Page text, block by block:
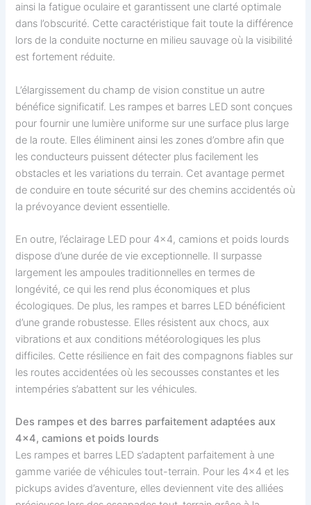
ainsi la fatigue oculaire et garantissent une clarté optimale
dans l’obscurité. Cette caractéristique fait toute la différence
lors de la conduite nocturne en milieu sauvage où la visibilité
est fortement réduite.
L’élargissement du champ de vision constitue un autre
bénéfice significatif. Les rampes et barres LED sont conçues
pour fournir une lumière uniforme sur une surface plus large
de la route. Elles éliminent ainsi les zones d’ombre afin que
les conducteurs puissent détecter plus facilement les
obstacles et les variations du terrain. Cet avantage permet
de conduire en toute sécurité sur des chemins accidentés où
la prévoyance devient essentielle.
En outre, l’éclairage LED pour 4×4, camions et poids lourds
dispose d’une durée de vie exceptionnelle. Il surpasse
largement les ampoules traditionnelles en termes de
longévité, ce qui les rend plus économiques et plus
écologiques. De plus, les rampes et barres LED bénéficient
d’une grande robustesse. Elles résistent aux chocs, aux
vibrations et aux conditions météorologiques les plus
difficiles. Cette résilience en fait des compagnons fiables sur
les routes accidentées où les secousses constantes et les
intempéries s’abattent sur les véhicules.
Des rampes et des barres parfaitement adaptées aux
4×4, camions et poids lourds
Les rampes et barres LED s’adaptent parfaitement à une
gamme variée de véhicules tout-terrain. Pour les 4×4 et les
pickups avides d’aventure, elles deviennent vite des alliées